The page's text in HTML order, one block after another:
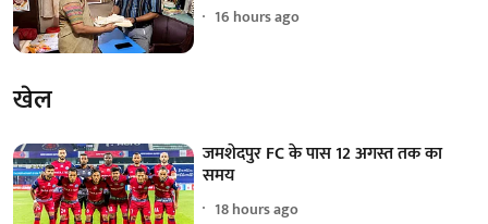
16 hours ago
खेल
जमशेदपुर FC के पास 12 अगस्त तक का
समय
18 hours ago